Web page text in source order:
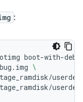
:
boot-with-
\